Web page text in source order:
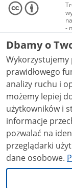
-
Dbamy o
Wykorzystujemy
prawidłowego
analizy ruchu i
możemy lepiej
użytkowników i stale
informacje
pozwalać na
przeglądarki
dane osobowe.